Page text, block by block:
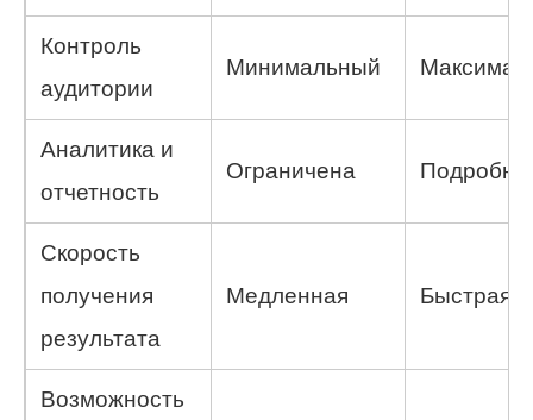
Контроль
аудитории
Минимальный
Аналитика и
отчетность
Ограничена
Скорость
получения
результата
Медленная Быстрая
Возможность